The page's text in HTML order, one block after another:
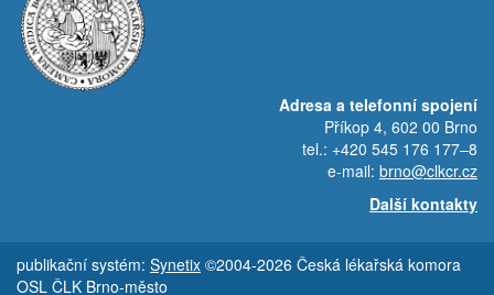
Adresa a telefonní spojení
Příkop 4, 602 00 Brno
tel.: +420 545 176 177–8
e-mail: brno@clkcr.cz
Další kontakty
publikační systém: Synetix ©2004-2026 Česká lékařská komora
OSL ČLK Brno-město